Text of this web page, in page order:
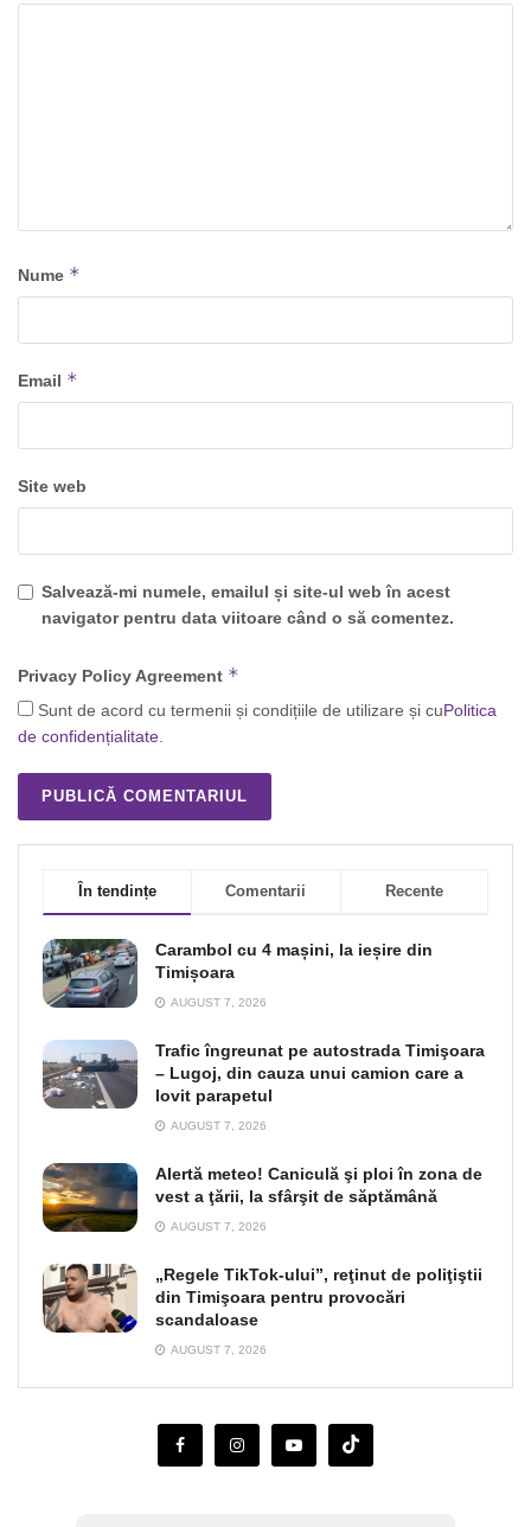
Nume *
Email *
Site web
Salvează-mi numele, emailul și site-ul web în acest
navigator pentru data viitoare când o să comentez.
Privacy Policy Agreement *
Sunt de acord cu termenii și condițiile de utilizare și cuPolitica
de confidențialitate.
În tendințe Comentarii Recente
Carambol cu 4 mașini, la ieșire din
Timișoara
AUGUST 7, 2026
Trafic îngreunat pe autostrada Timişoara
– Lugoj, din cauza unui camion care a
lovit parapetul
AUGUST 7, 2026
Alertă meteo! Caniculă şi ploi în zona de
vest a ţării, la sfârşit de săptămână
AUGUST 7, 2026
„Regele TikTok-ului”, reţinut de poliţiştii
din Timişoara pentru provocări
scandaloase
AUGUST 7, 2026